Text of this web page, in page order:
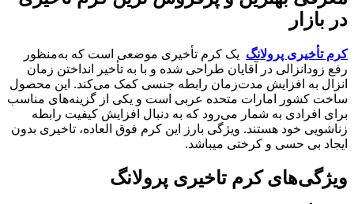
در بازار
کرم تأخیری پرولانگ یک کرم تأخیری موضعی است که به‌منظور
رفع زودانزالی در آقایان طراحی شده و با به تأخیر انداختن زمان
انزال به افزایش مدت‌زمان رابطه جنسی کمک می‌کند. این محصول
ساخت کشور امارات متحده عربی است و یکی از گزینه‌های مناسب
برای افرادی به شمار می‌رود که به دنبال افزایش کیفیت رابطه
زناشویی خود هستند. ویژگی بارز این کرم فوق العاده، تاخیری بدون
ایجاد بی حسی و کرختی میباشد.
ویژگی‌های کرم تاخیری پرولانگ